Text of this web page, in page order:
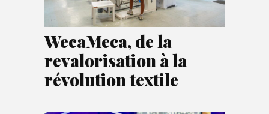
WecaMeca, de la
revalorisation à la
révolution textile